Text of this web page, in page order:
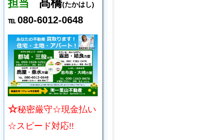
担当 髙橋(たかはし)
℡ 080-6012-0648
☆秘密厳守☆現金払い
☆スピード対応!!